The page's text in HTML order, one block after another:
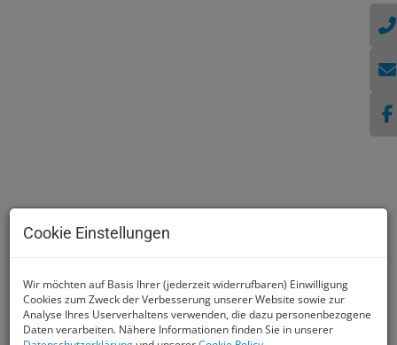
Cookie Einstellungen
Wir möchten auf Basis Ihrer (jederzeit widerrufbaren) Einwilligung
Cookies zum Zweck der Verbesserung unserer Website sowie zur
Analyse Ihres Userverhaltens verwenden, die dazu personenbezogene
Daten verarbeiten. Nähere Informationen finden Sie in unserer